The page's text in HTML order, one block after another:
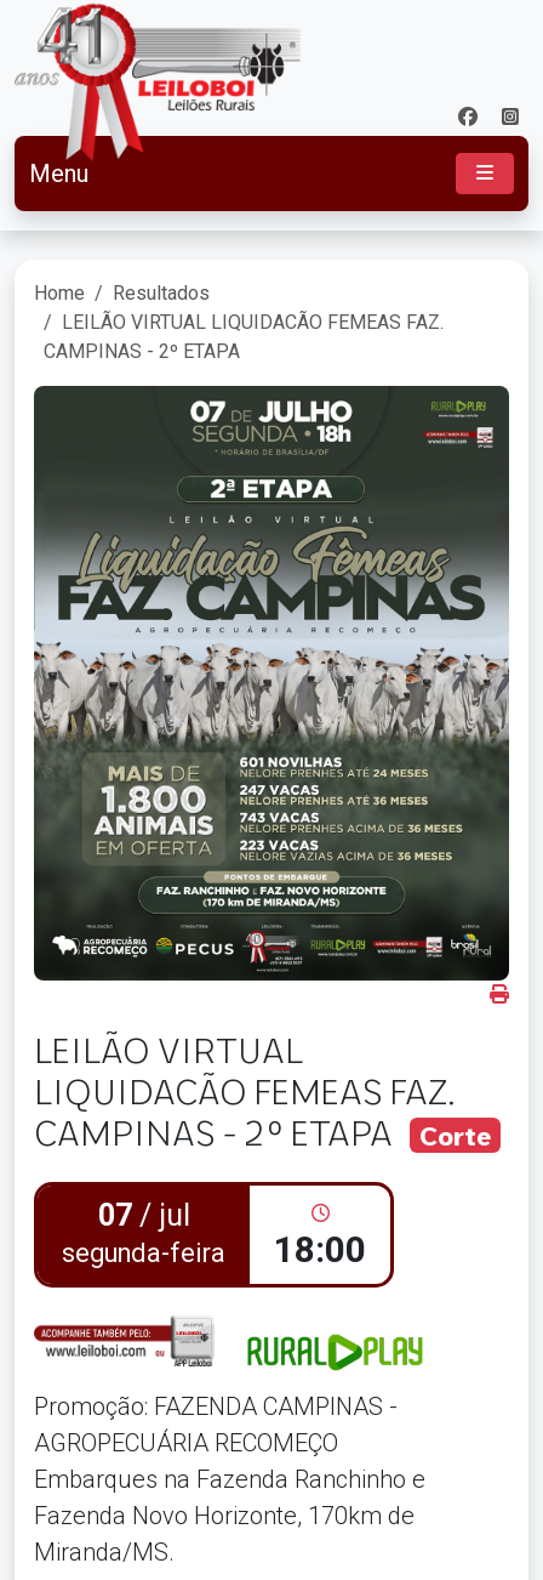
Menu
Home
Resultados
LEILÃO VIRTUAL LIQUIDACÃO FEMEAS FAZ.
CAMPINAS - 2º ETAPA
LEILÃO VIRTUAL
LIQUIDACÃO FEMEAS FAZ.
CAMPINAS - 2º ETAPA
Corte
07 / jul
segunda-feira 18:00
Promoção: FAZENDA CAMPINAS -
AGROPECUÁRIA RECOMEÇO
Embarques na Fazenda Ranchinho e
Fazenda Novo Horizonte, 170km de
Miranda/MS.